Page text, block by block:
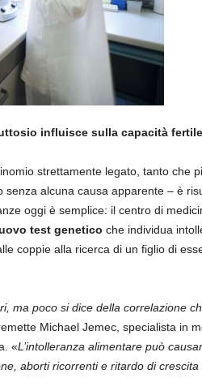
influisce sulla capacità
strettamente legato, tanto che
alcuna causa apparente – è
oggi è semplice: il centro di
test genetico che individua
coppie alla ricerca di un figlio di
ma poco si dice della correlazione
Michael Jemec, specialista in
«L’intolleranza alimentare può
aborti ricorrenti e ritardo di crescita